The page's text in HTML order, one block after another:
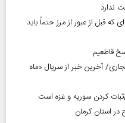
ندارد
اربعین آغاز شد؛ ۱۰ توصیه‌ای که قبل از عبور از مرز حتماً باید
قاطعیم
«پایتخت ۸» در سالجاری/ آخرین خبر از سریال «ماه
کردن سوریه و غزه است